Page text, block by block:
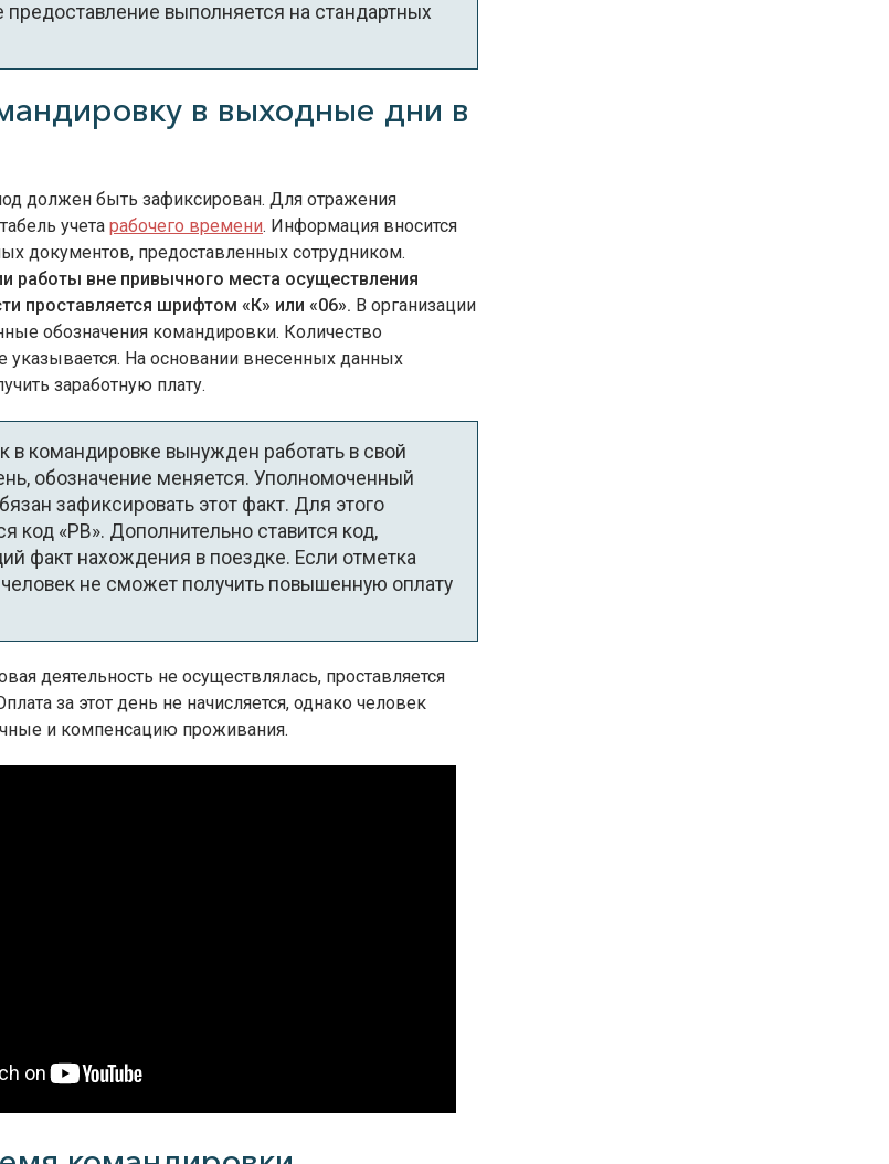
предоставление выполняется на стандартных
в выходные дни в
должен быть зафиксирован. Для отражения
учета рабочего времени. Информация вносится
документов, предоставленных сотрудником.
работы вне привычного места осуществления
проставляется шрифтом «К» или «06». В организации
обозначения командировки. Количество
указывается. На основании внесенных данных
заработную плату.
в командировке вынужден работать в свой
обозначение меняется. Уполномоченный
зафиксировать этот факт. Для этого
код «РВ». Дополнительно ставится код,
факт нахождения в поездке. Если отметка
человек не сможет получить повышенную оплату
деятельность не осуществлялась, проставляется
за этот день не начисляется, однако человек
и компенсацию проживания.